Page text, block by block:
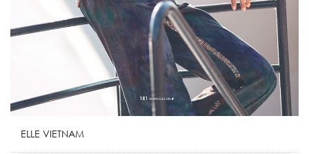
ELLE VIETNAM